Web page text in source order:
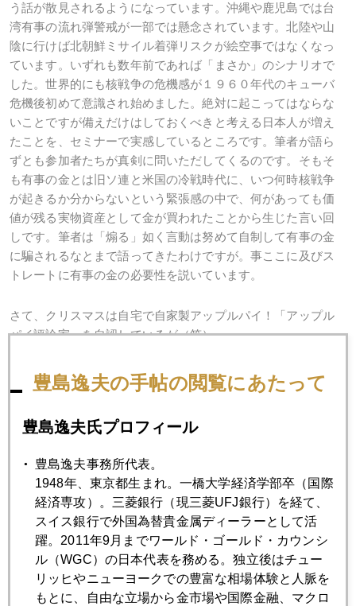
う話が散見されるようになっています。沖縄や鹿児島では台
湾有事の流れ弾警戒が一部では懸念されています。北陸や山
陰に行けば北朝鮮ミサイル着弾リスクが絵空事ではなくなっ
ています。いずれも数年前であれば「まさか」のシナリオで
した。世界的にも核戦争の危機感が１９６０年代のキューバ
危機後初めて意識され始めました。絶対に起こってはならな
いことですが備えだけはしておくべきと考える日本人が増え
たことを、セミナーで実感しているところです。筆者が語ら
ずとも参加者たちが真剣に問いただしてくるのです。そもそ
も有事の金とは旧ソ連と米国の冷戦時代に、いつ何時核戦争
が起きるか分からないという緊張感の中で、何があっても価
値が残る実物資産として金が買われたことから生じた言い回
しです。筆者は「煽る」如く言動は努めて自制して有事の金
に騙されるなとまで語ってきたわけですが。事ここに及びス
トレートに有事の金の必要性を説いています。
さて、クリスマスは自宅で自家製アップルパイ！「アップル
パイ評論家」を自認しているが（笑）。
豊島逸夫の手帖の閲覧にあたって
豊島逸夫氏プロフィール
豊島逸夫事務所代表。
1948年、東京都生まれ。一橋大学経済学部卒（国際
経済専攻）。三菱銀行（現三菱UFJ銀行）を経て、
スイス銀行で外国為替貴金属ディーラーとして活
躍。2011年9月までワールド・ゴールド・カウンシ
ル（WGC）の日本代表を務める。独立後はチュー
リッヒやニューヨークでの豊富な相場体験と人脈を
もとに、自由な立場から金市場や国際金融、マクロ